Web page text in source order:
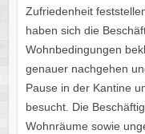
Zufriedenheit
haben sich die
Wohnbedingungen
genauer nachgehen
Pause in der Kantine
besucht. Die
Wohnräume sowie